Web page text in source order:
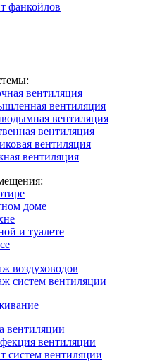
фанкойлов
вентиляция
вентиляция
вентиляция
вентиляция
вентиляция
вентиляция
доме
и туалете
воздуховодов
систем вентиляции
вентиляции
вентиляции
систем вентиляции